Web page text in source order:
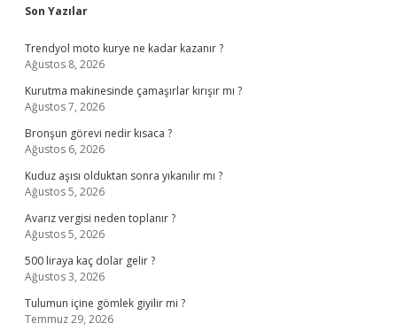
Sidebar
Son Yazılar
Trendyol moto kurye ne kadar kazanır ?
Ağustos 8, 2026
Kurutma makinesinde çamaşırlar kırışır mı ?
Ağustos 7, 2026
Bronşun görevi nedir kısaca ?
Ağustos 6, 2026
Kuduz aşısı olduktan sonra yıkanılır mı ?
Ağustos 5, 2026
Avarız vergisi neden toplanır ?
Ağustos 5, 2026
500 liraya kaç dolar gelir ?
Ağustos 3, 2026
Tulumun içine gömlek giyilir mi ?
Temmuz 29, 2026